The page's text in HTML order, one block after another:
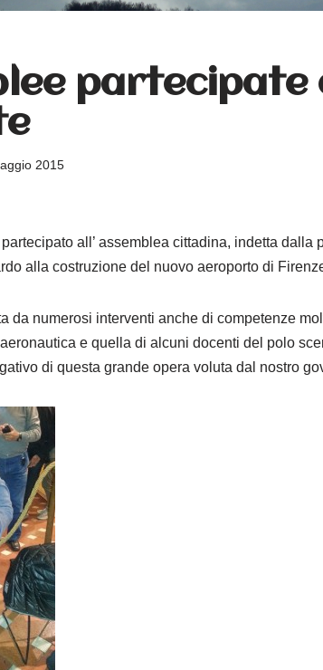
partecipate
2015
all’ assemblea cittadina, indetta
alla costruzione del nuovo aeroporto di
da numerosi interventi anche di competenze
e quella di alcuni docenti del polo
di questa grande opera voluta dal nostro